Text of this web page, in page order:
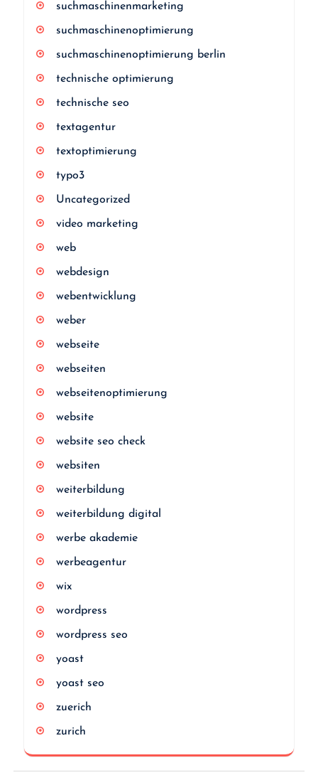
suchmaschinenmarketing
suchmaschinenoptimierung
suchmaschinenoptimierung berlin
technische optimierung
technische seo
textagentur
textoptimierung
typo3
Uncategorized
video marketing
web
webdesign
webentwicklung
weber
webseite
webseiten
webseitenoptimierung
website
website seo check
websiten
weiterbildung
weiterbildung digital
werbe akademie
werbeagentur
wix
wordpress
wordpress seo
yoast
yoast seo
zuerich
zurich